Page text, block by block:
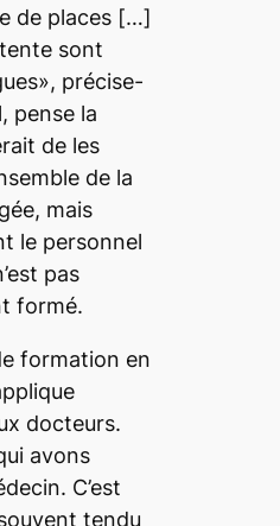
de places […]
sont
précise-
pense la
de les
de la
mais
le personnel
pas
formé.
formation en
docteurs.
avons
C’est
tendu